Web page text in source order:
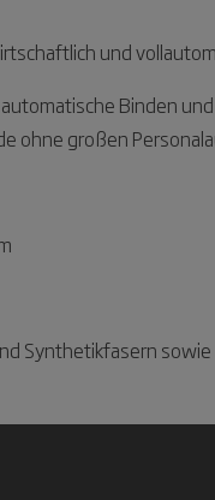
und
Binden
ohne großen
Synthetikfasern